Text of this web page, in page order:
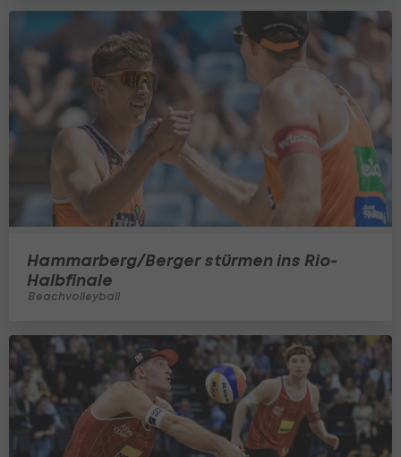
Hammarberg/Berger stürmen ins Rio-
Halbfinale
Beachvolleyball